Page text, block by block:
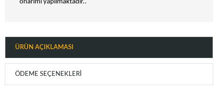
onarımı yapılmaktadır..
ÜRÜN AÇIKLAMASI
ÖDEME SEÇENEKLERI